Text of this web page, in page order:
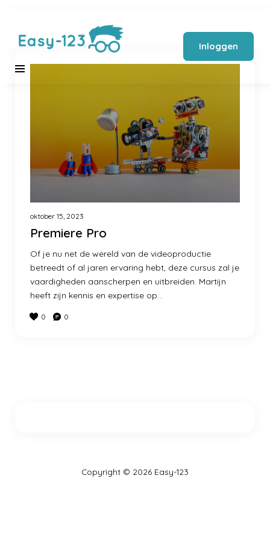
Inloggen
oktober 15, 2023
Premiere Pro
Of je nu net de wereld van de videoproductie
betreedt of al jaren ervaring hebt, deze cursus zal je
vaardigheden aanscherpen en uitbreiden. Martijn
heeft zijn kennis en expertise op…
0 0
Copyright © 2026 Easy-123